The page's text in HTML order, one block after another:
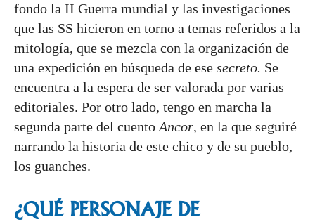
fondo la II Guerra mundial y las investigaciones
que las SS hicieron en torno a temas referidos a la
mitología, que se mezcla con la organización de
una expedición en búsqueda de ese secreto. Se
encuentra a la espera de ser valorada por varias
editoriales. Por otro lado, tengo en marcha la
segunda parte del cuento Ancor, en la que seguiré
narrando la historia de este chico y de su pueblo,
los guanches.
¿QUÉ PERSONAJE DE